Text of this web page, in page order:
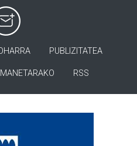
PUBLIZITATEA
RSS